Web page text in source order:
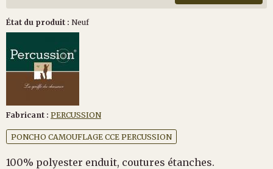
État du produit : Neuf
Fabricant : PERCUSSION
PONCHO CAMOUFLAGE CCE PERCUSSION
100% polyester enduit, coutures étanches.